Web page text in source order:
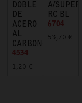
DOBLE
DE
ACERO
AL
CARBONO
4534
1,20 €
A/
RC BL
6704
53,70 €